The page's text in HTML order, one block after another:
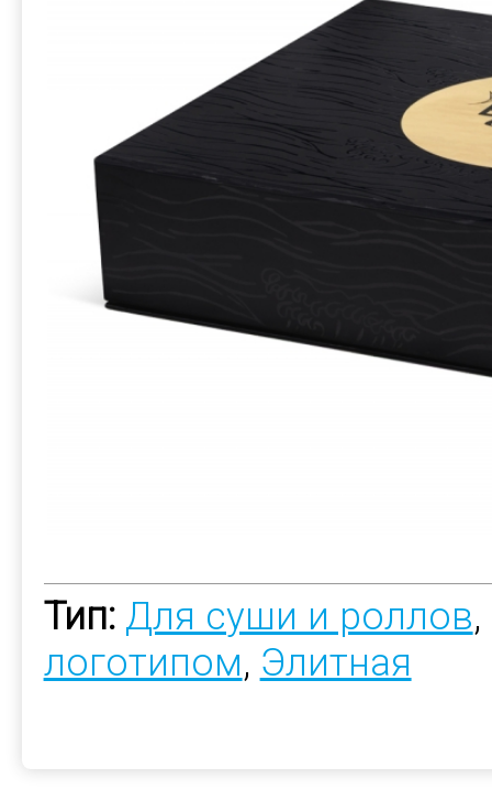
Тип: Для суши и роллов,
логотипом, Элитная